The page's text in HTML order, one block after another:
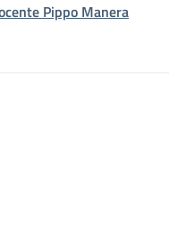
Pippo Manera